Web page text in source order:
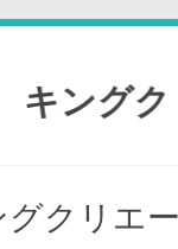
グクリエ
グクリエ